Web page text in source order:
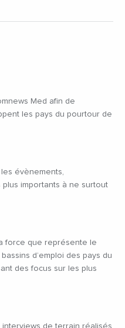
Med afin de
les pays du pourtour de
évènements,
plus importants à ne surtout
force que représente le
d’emploi des pays du
des focus sur les plus
de terrain réalisés